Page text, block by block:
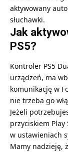
aktywowany
słuchawki.
Jak
PS5?
Kontroler PS5
urządzeń, ma
komunikację w
nie trzeba go
Jeżeli
przyciskiem
w ustawieniach
Mamy nadzieję,